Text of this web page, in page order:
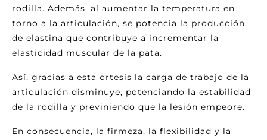
rodilla. Además, al aumentar la temperatura en
torno a la articulación, se potencia la producción
de elastina que contribuye a incrementar la
elasticidad muscular de la pata.
Así, gracias a esta ortesis la carga de trabajo de la
articulación disminuye, potenciando la estabilidad
de la rodilla y previniendo que la lesión empeore.
En consecuencia, la firmeza, la flexibilidad y la